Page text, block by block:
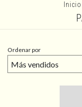
Inicio
Ordenar por